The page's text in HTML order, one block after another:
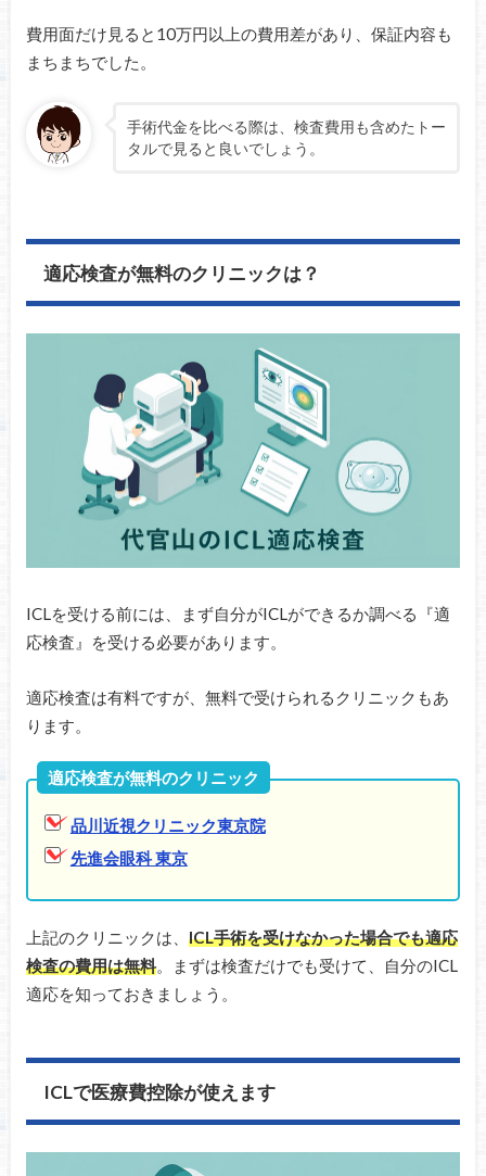
費用面だけ見ると10万円以上の費用差があり、保証内容も
まちまちでした。
手術代金を比べる際は、検査費用も含めたトー
タルで見ると良いでしょう。
適応検査が無料のクリニックは？
ICLを受ける前には、まず自分がICLができるか調べる『適
応検査』を受ける必要があります。
適応検査は有料ですが、無料で受けられるクリニックもあ
ります。
適応検査が無料のクリニック
品川近視クリニック東京院
先進会眼科 東京
上記のクリニックは、 ICL手術を受けなかった場合でも適応
検査の費用は無料。まずは検査だけでも受けて、自分のICL
適応を知っておきましょう。
ICLで医療費控除が使えます